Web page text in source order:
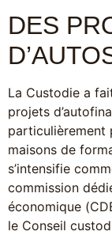
DES
La Custodie a
projets
particulièrement
maisons de
s’intensifie
commission
économique
le Conseil